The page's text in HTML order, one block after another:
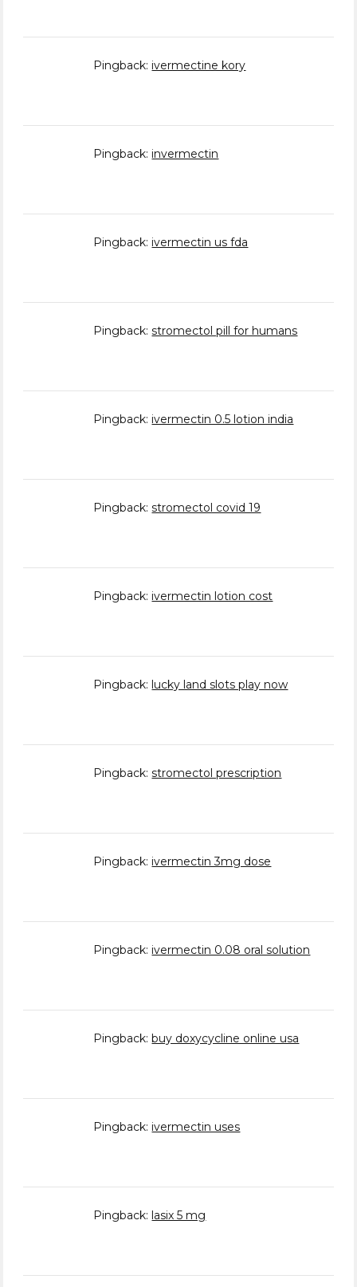
Pingback: ivermectine kory
Pingback: invermectin
Pingback: ivermectin us fda
Pingback:stromectol pill for humans
Pingback: ivermectin 0.5 lotion india
Pingback:stromectol covid 19
Pingback: ivermectin lotion cost
Pingback: lucky land slots play now
Pingback:stromectol prescription
Pingback: ivermectin 3mg dose
Pingback: ivermectin 0.08 oral solution
Pingback:buy doxycycline online usa
Pingback: ivermectin uses
Pingback: lasix 5 mg